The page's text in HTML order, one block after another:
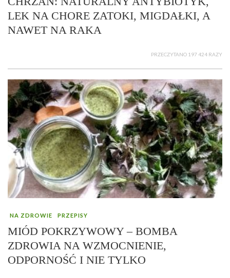
LEK NA CHORE ZATOKI, MIGDAŁKI, A
NAWET NA RAKA
PRZECZYTANO 197 424 RAZY
NA ZDROWIE PRZEPISY
MIÓD POKRZYWOWY – BOMBA
ZDROWIA NA WZMOCNIENIE,
ODPORNOŚĆ I NIE TYLKO